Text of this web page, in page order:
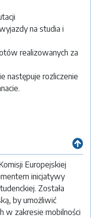
na studia i
realizowanych za
następuje rozliczenie
Europejskiej
inicjatywy
Została
by umożliwić
w zakresie mobilności